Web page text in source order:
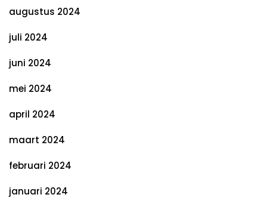
augustus 2024
juli 2024
juni 2024
mei 2024
april 2024
maart 2024
februari 2024
januari 2024